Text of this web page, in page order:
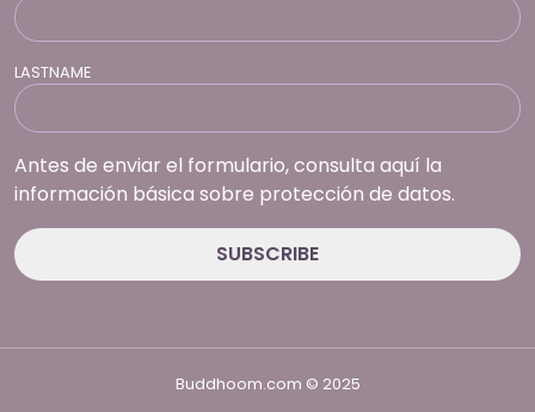
LASTNAME
Antes de enviar el formulario, consulta aquí la
información básica sobre protección de datos.
Buddhoom.com © 2025